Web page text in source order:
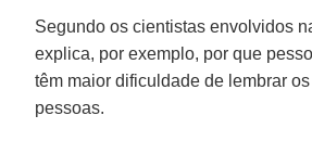
Segundo os cientistas envolvidos
explica, por exemplo, por que
têm maior dificuldade de lembrar
pessoas.